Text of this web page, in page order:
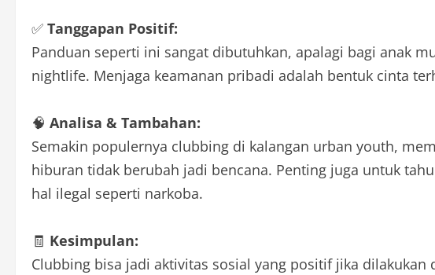
✅ Tanggapan Positif:
Panduan seperti ini sangat dibutuhkan, apalagi bagi anak
nightlife. Menjaga keamanan pribadi adalah bentuk cinta
🧠 Analisa & Tambahan:
Semakin populernya clubbing di kalangan urban youth,
hiburan tidak berubah jadi bencana. Penting juga untuk
hal ilegal seperti narkoba.
🧾 Kesimpulan:
Clubbing bisa jadi aktivitas sosial yang positif jika dilakukan